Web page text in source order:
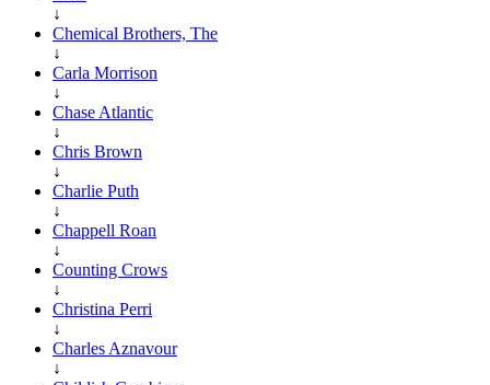
↓
Chemical Brothers, The
↓
Carla Morrison
↓
Chase Atlantic
↓
Chris Brown
↓
Charlie Puth
↓
Chappell Roan
↓
Counting Crows
↓
Christina Perri
↓
Charles Aznavour
↓